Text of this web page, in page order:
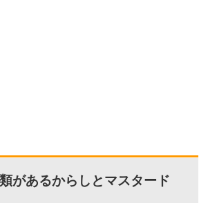
があるからしとマスタード